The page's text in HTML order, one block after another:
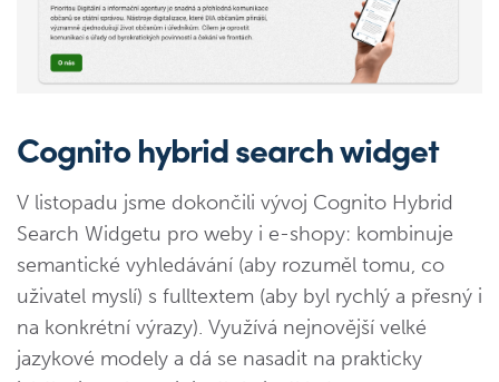
Cognito hybrid search widget
V listopadu jsme dokončili vývoj Cognito Hybrid
Search Widgetu pro weby i e-shopy: kombinuje
semantické vyhledávání (aby rozuměl tomu, co
uživatel myslí) s fulltextem (aby byl rychlý a přesný i
na konkrétní výrazy). Využívá nejnovější velké
jazykové modely a dá se nasadit na prakticky